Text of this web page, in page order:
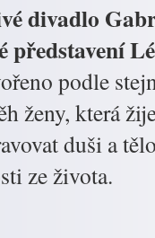
divadlo
představení
podle
ženy, která
duši a
ze života.